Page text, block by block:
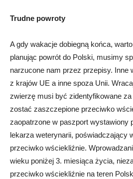
Trudne powroty
A gdy wakacje dobiegną końca,
planując powrót do Polski, musimy
narzucone nam przez przepisy. Inne
z krajów UE a inne spoza Unii.
zwierzę musi być zidentyfikowane
zostać zaszczepione przeciwko
zaopatrzone w paszport wystawiony
lekarza weterynarii, poświadczający
przeciwko wściekliźnie.
wieku poniżej 3. miesiąca życia,
przeciwko wściekliźnie na teren